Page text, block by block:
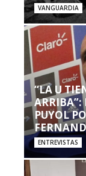
VANGUARDIA
“LA U
PUYOL
ENTREVISTAS